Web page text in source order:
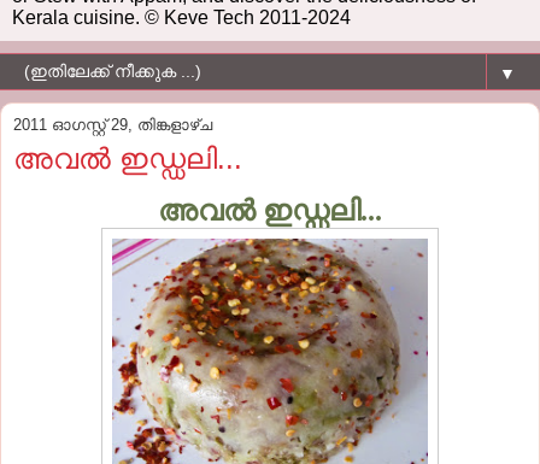
Kerala cuisine. © Keve Tech 2011-2024
▼
2011 ഓഗസ്റ്റ് 29, തിങ്കളാഴ്‌ച
അവൽ ഇഡ്ഡലി...
അവൽ ഇഡ്ഡലി...